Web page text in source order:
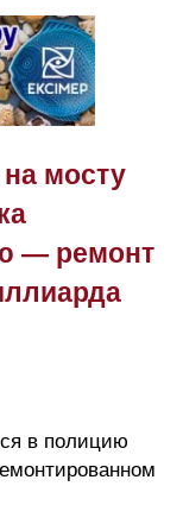
мосту
— ремонт
в полицию